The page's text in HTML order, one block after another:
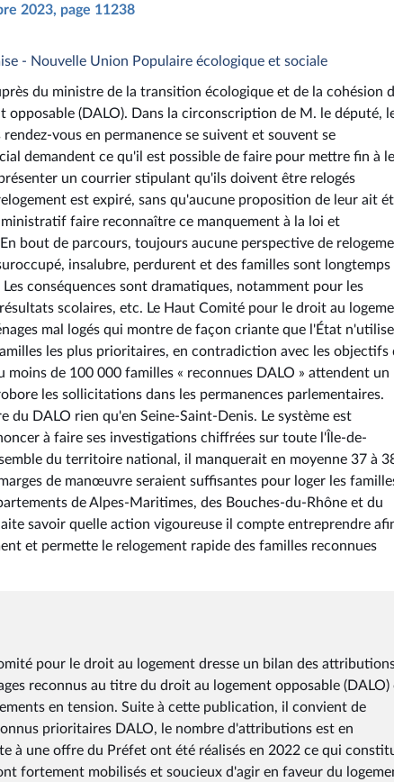
2023, page 11238
- Nouvelle Union Populaire écologique et sociale
du ministre de la transition écologique et de la cohésion
(DALO). Dans la circonscription de M. le député,
vous en permanence se suivent et souvent se
demandent ce qu'il est possible de faire pour mettre fin à
un courrier stipulant qu'ils doivent être relogés
est expiré, sans qu'aucune proposition de leur ait
faire reconnaître ce manquement à la loi et
bout de parcours, toujours aucune perspective de
insalubre, perdurent et des familles sont longtemps
conséquences sont dramatiques, notamment pour les
scolaires, etc. Le Haut Comité pour le droit au
mal logés qui montre de façon criante que l'État n'utilise
les plus prioritaires, en contradiction avec les objectifs
de 100 000 familles « reconnues DALO » attendent un
les sollicitations dans les permanences parlementaires.
du DALO rien qu'en Seine-Saint-Denis. Le système est
à faire ses investigations chiffrées sur toute l'Île-de-
du territoire national, il manquerait en moyenne 37 à
de manœuvre seraient suffisantes pour loger les
de Alpes-Maritimes, des Bouches-du-Rhône et du
savoir quelle action vigoureuse il compte entreprendre
et permette le relogement rapide des familles reconnues
pour le droit au logement dresse un bilan des
reconnus au titre du droit au logement opposable (DALO)
en tension. Suite à cette publication, il convient de
prioritaires DALO, le nombre d'attributions est en
à une offre du Préfet ont été réalisés en 2022 ce qui
fortement mobilisés et soucieux d'agir en faveur du